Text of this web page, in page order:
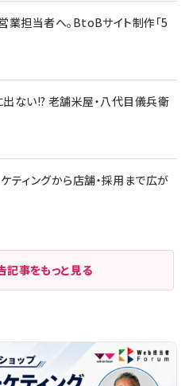
担当者へ。BtoBサイト制作「5
ない!? 老舗米屋・八代目儀兵衛
ティングから店舗・採用まで広が
記事をもっと見る